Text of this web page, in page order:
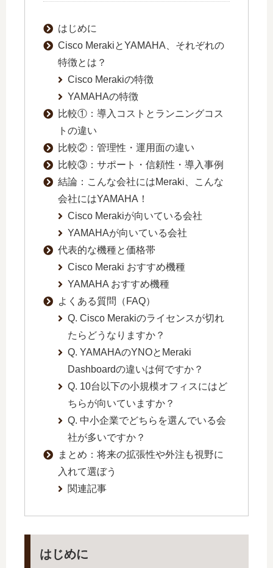
はじめに
Cisco MerakiとYAMAHA、それぞれの
特徴とは？
Cisco Merakiの特徴
YAMAHAの特徴
比較①：導入コストとランニングコス
トの違い
比較②：管理性・運用面の違い
比較③：サポート・信頼性・導入事例
結論：こんな会社にはMeraki、こんな
会社にはYAMAHA！
Cisco Merakiが向いている会社
YAMAHAが向いている会社
代表的な機種と価格帯
Cisco Meraki おすすめ機種
YAMAHA おすすめ機種
よくある質問（FAQ）
Q. Cisco Merakiのライセンスが切れ
たらどうなりますか？
Q. YAMAHAのYNOとMeraki
Dashboardの違いは何ですか？
Q. 10台以下の小規模オフィスにはど
ちらが向いていますか？
Q. 中小企業でどちらを選んでいる会
社が多いですか？
まとめ：将来の拡張性や外注も視野に
入れて選ぼう
関連記事
はじめに